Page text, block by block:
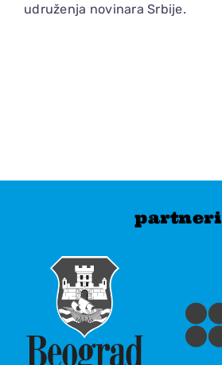
udruženja novinara Srbije.
partneri